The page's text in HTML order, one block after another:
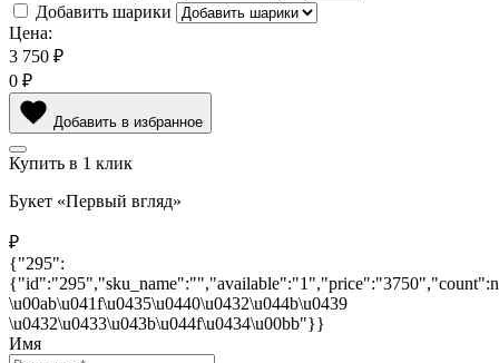
Добавить шарики
Цена:
3 750 ₽
0 ₽
Добавить в избранное
Купить в 1 клик
Букет «Первый вгляд»
₽
{"295":
\u00ab\u041f\u0435\u0440\u0432\u044b\u0439
\u0432\u0433\u043b\u044f\u0434\u00bb"}}
Имя